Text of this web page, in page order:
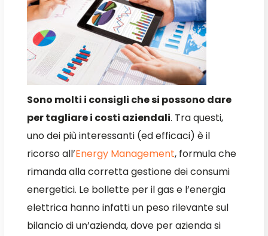
Sono molti i consigli che si possono dare
per tagliare i costi aziendali. Tra questi,
uno dei più interessanti (ed efficaci) è il
ricorso all’Energy Management, formula che
rimanda alla corretta gestione dei consumi
energetici. Le bollette per il gas e l’energia
elettrica hanno infatti un peso rilevante sul
bilancio di un’azienda, dove per azienda si